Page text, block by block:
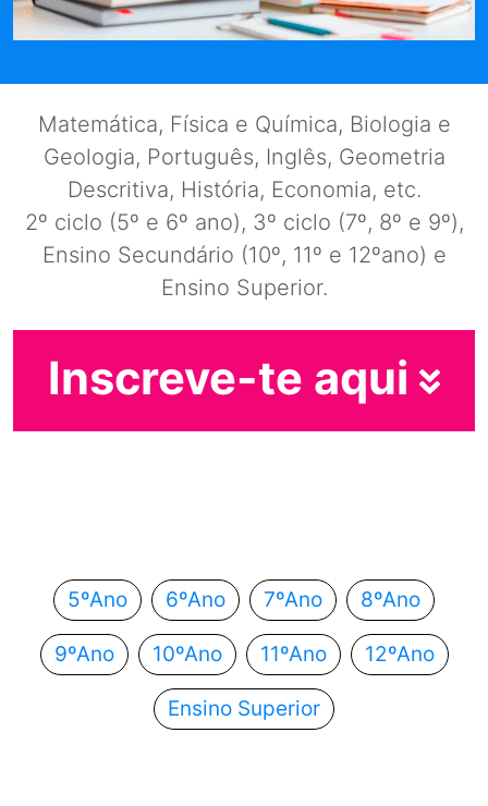
Matemática, Física e Química, Biologia e
Geologia, Português, Inglês, Geometria
Descritiva, História, Economia, etc.
2º ciclo (5º e 6º ano), 3º ciclo (7º, 8º e 9º),
Ensino Secundário (10º, 11º e 12ºano) e
Ensino Superior.
Inscreve-te aqui
5ºAno 6ºAno 7ºAno 8ºAno
9ºAno 10ºAno 11ºAno 12ºAno
Ensino Superior